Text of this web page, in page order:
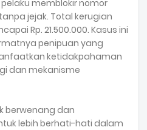
memblokir nomor
jejak. Total kerugian
Rp. 21.500.000. Kasus ini
penipuan yang
ketidakpahaman
dan mekanisme
berwenang dan
lebih berhati-hati dalam